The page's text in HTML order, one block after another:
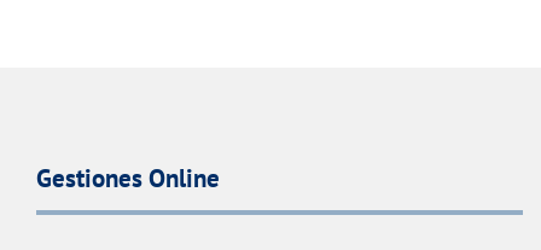
Gestiones Online